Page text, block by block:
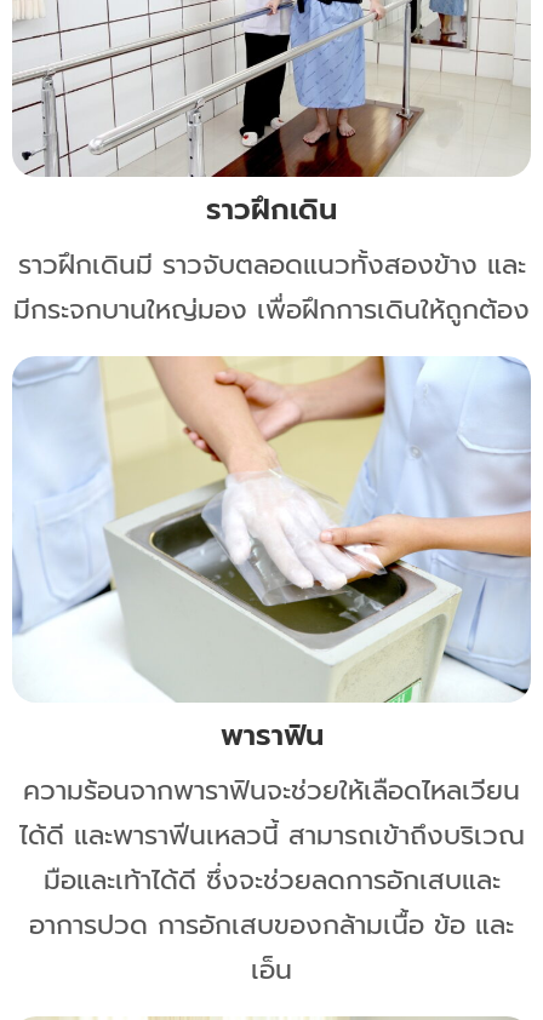
ราวฝึกเดิน
ราวฝึกเดินมี ราวจับตลอดแนวทั้งสองข้าง และ
มีกระจกบานใหญ่มอง เพื่อฝึกการเดินให้ถูกต้อง
พาราฟิน
ความร้อนจากพาราฟินจะช่วยให้เลือดไหลเวียน
ได้ดี และพาราฟีนเหลวนี้ สามารถเข้าถึงบริเวณ
มือและเท้าได้ดี ซึ่งจะช่วยลดการอักเสบและ
อาการปวด การอักเสบของกล้ามเนื้อ ข้อ และ
เอ็น